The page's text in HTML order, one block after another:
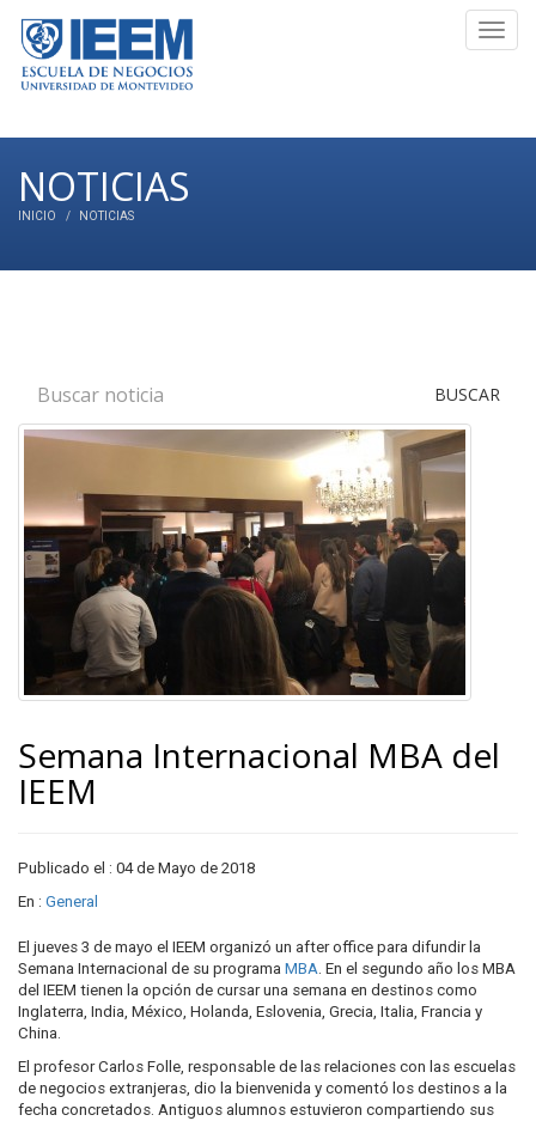
NOTICIAS
INICIO NOTICIAS
BUSCAR
Semana Internacional MBA del
IEEM
Publicado el : 04 de Mayo de 2018
En : General
El jueves 3 de mayo el IEEM organizó un after office para difundir la
Semana Internacional de su programa MBA. En el segundo año los MBA
del IEEM tienen la opción de cursar una semana en destinos como
Inglaterra, India, México, Holanda, Eslovenia, Grecia, Italia, Francia y
China.
El profesor Carlos Folle, responsable de las relaciones con las escuelas
de negocios extranjeras, dio la bienvenida y comentó los destinos a la
fecha concretados. Antiguos alumnos estuvieron compartiendo sus